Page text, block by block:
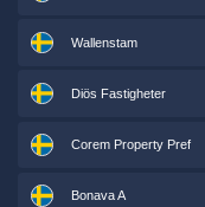
Wallenstam
Diös Fastigheter
Corem Property Pref
Bonava A